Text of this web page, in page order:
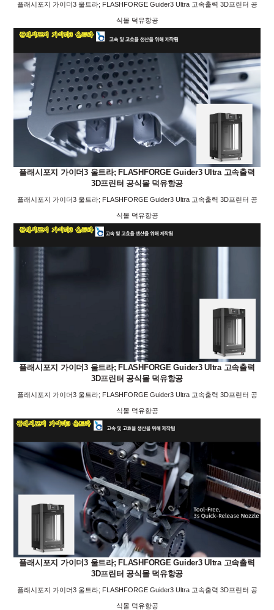
플래시포지 가이더3 울트라; FLASHFORGE Guider3 Ultra 고속출력 3D프린터 공
식몰 덕유항공
플래시포지 가이더3 울트라; FLASHFORGE Guider3 Ultra 고속출력
3D프린터 공식몰 덕유항공
플래시포지 가이더3 울트라; FLASHFORGE Guider3 Ultra 고속출력 3D프린터 공
식몰 덕유항공
플래시포지 가이더3 울트라; FLASHFORGE Guider3 Ultra 고속출력
3D프린터 공식몰 덕유항공
플래시포지 가이더3 울트라; FLASHFORGE Guider3 Ultra 고속출력 3D프린터 공
식몰 덕유항공
플래시포지 가이더3 울트라; FLASHFORGE Guider3 Ultra 고속출력
3D프린터 공식몰 덕유항공
플래시포지 가이더3 울트라; FLASHFORGE Guider3 Ultra 고속출력 3D프린터 공
식몰 덕유항공